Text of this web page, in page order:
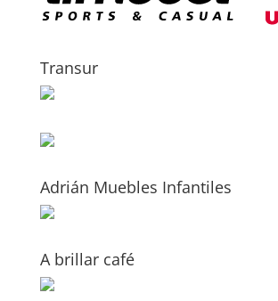
Transur
Adrián Muebles Infantiles
A brillar café